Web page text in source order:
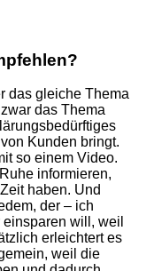
das gleiche Thema
das Thema
Kunden bringt.
so einem Video.
informieren,
haben. Und
der – ich
will, weil
erleichtert es
weil die